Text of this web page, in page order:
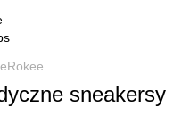
sneakersy